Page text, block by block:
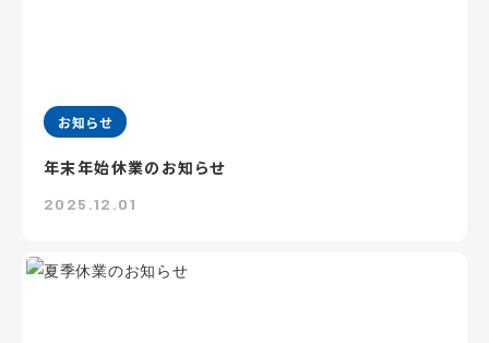
お知らせ
年末年始休業のお知らせ
2025.12.01